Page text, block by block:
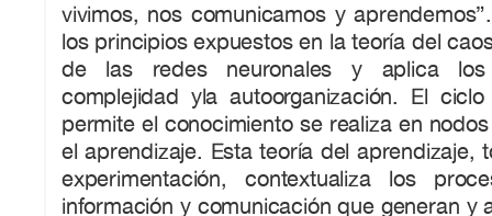
vivimos, nos comunicamos y
los principios expuestos en la teoría del
de las redes neuronales y aplica
complejidad yla autoorganización. El
permite el conocimiento se realiza en
el aprendizaje. Esta teoría del aprendizaje,
experimentación, contextualiza los
información y comunicación que generan y